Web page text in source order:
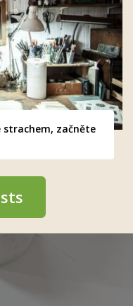
strachem, začněte